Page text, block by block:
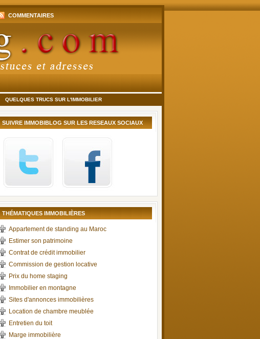
COMMENTAIRES
QUELQUES TRUCS SUR L'IMMOBILIER
SUIVRE IMMOBIBLOG SUR LES RESEAUX SOCIAUX
THÉMATIQUES IMMOBILIÈRES
Appartement de standing au Maroc
Estimer son patrimoine
Contrat de crédit immobilier
Commission de gestion locative
Prix du home staging
Immobilier en montagne
Sites d'annonces immobilières
Location de chambre meublée
Entretien du toit
Marge immobilière